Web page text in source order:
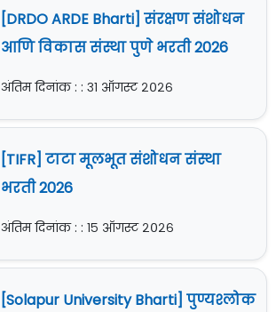
[DRDO ARDE Bharti] संरक्षण संशोधन
आणि विकास संस्था पुणे भरती 2026
अंतिम दिनांक : : ३१ ऑगस्ट २०२६
[TIFR] टाटा मूलभूत संशोधन संस्था
भरती 2026
अंतिम दिनांक : : १५ ऑगस्ट २०२६
[Solapur University Bharti] पुण्यश्लोक